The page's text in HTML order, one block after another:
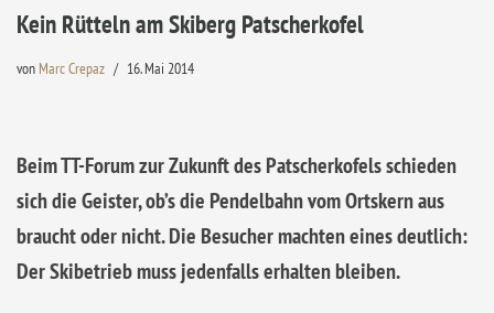
Kein Rütteln am Skiberg Patscherkofel
von Marc Crepaz 16. Mai 2014
Beim TT-Forum zur Zukunft des Patscherkofels schieden
sich die Geister, ob’s die Pendelbahn vom Ortskern aus
braucht oder nicht. Die Besucher machten eines deutlich:
Der Skibetrieb muss jedenfalls erhalten bleiben.